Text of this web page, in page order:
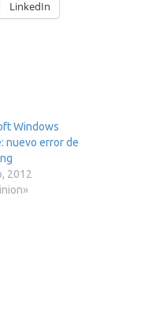
LinkedIn
Windows
nuevo error de
2012